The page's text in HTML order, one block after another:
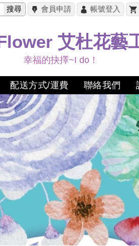
搜尋 會員申請 帳號登入
艾杜花藝
幸福的抉擇~I do！
配送方式/運費 聯絡我們